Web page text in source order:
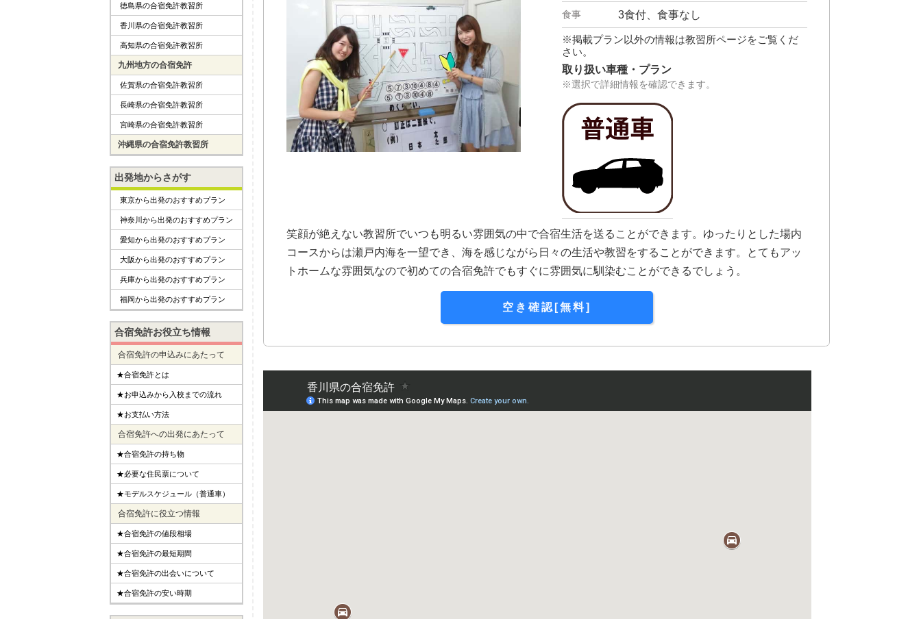
3食付、食事なし
※掲載プラン以外の情報は教習所ページをご覧くだ
さい。
取り扱い車種・プラン
※選択で詳細情報を確認できます。
笑顔が絶えない教習所でいつも明るい雰囲気の中で合宿生活を送ることができます。ゆったりとした場内
コースからは瀬戸内海を一望でき、海を感じながら日々の生活や教習をすることができます。とてもアッ
トホームな雰囲気なので初めての合宿免許でもすぐに雰囲気に馴染むことができるでしょう。
空き確認[無料]
徳島県の合宿免許教習所
香川県の合宿免許教習所
高知県の合宿免許教習所
九州地方の合宿免許
佐賀県の合宿免許教習所
長崎県の合宿免許教習所
宮崎県の合宿免許教習所
沖縄県の合宿免許教習所
出発地からさがす
東京から出発のおすすめプラン
神奈川から出発のおすすめプラン
愛知から出発のおすすめプラン
大阪から出発のおすすめプラン
兵庫から出発のおすすめプラン
福岡から出発のおすすめプラン
合宿免許お役立ち情報
合宿免許の申込みにあたって
★合宿免許とは
★お申込みから入校までの流れ
★お支払い方法
合宿免許への出発にあたって
★合宿免許の持ち物
★必要な住民票について
★モデルスケジュール（普通車）
合宿免許に役立つ情報
★合宿免許の値段相場
★合宿免許の最短期間
★合宿免許の出会いについて
★合宿免許の安い時期